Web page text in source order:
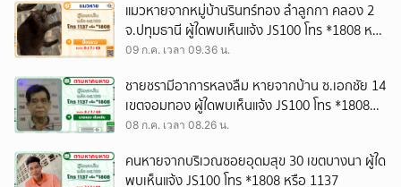
แมวหายจากหมู่บ้านรินทร์ทอง ลำลูกกา คลอง 2
จ.ปทุมธานี ผู้ใดพบเห็นแจ้ง JS100 โทร *1808 หรือ
1137
09 ก.ค. เวลา 09.36 น.
ชายชรามีอาการหลงลืม หายจากบ้าน ซ.เอกชัย 14
เขตจอมทอง ผู้ใดพบเห็นแจ้ง JS100 โทร *1808
หรือ 1137
08 ก.ค. เวลา 08.26 น.
คนหายจากบริเวณซอยอุดมสุข 30 เขตบางนา ผู้ใด
พบเห็นแจ้ง JS100 โทร *1808 หรือ 1137